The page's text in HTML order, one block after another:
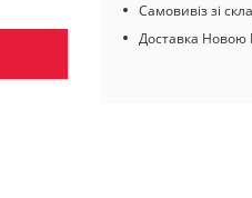
Самовивіз зі
Доставка